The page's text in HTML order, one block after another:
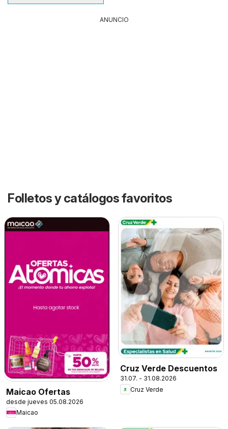
ANUNCIO
Folletos y catálogos favoritos
Maicao Ofertas
desde jueves 05.08.2026
Maicao
Cruz Verde Descuentos
31.07. - 31.08.2026
Cruz Verde